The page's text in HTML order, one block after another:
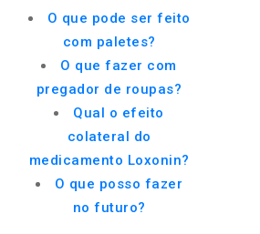
O que pode ser feito
com paletes?
O que fazer com
pregador de roupas?
Qual o efeito
colateral do
medicamento Loxonin?
O que posso fazer
no futuro?